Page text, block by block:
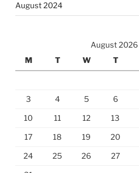
August 2024
August 2026
M
T W T
3 4 5 6
10 11 12 13
17 18 19 20
24 25 26 27